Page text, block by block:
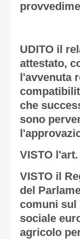
UDITO il
attestato,
l'avvenuta
che
sono
VISTO
VISTO il
del
comuni sul
sociale
agricolo